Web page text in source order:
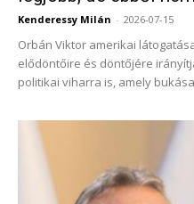
Kenderessy Milán - 2026-07-15
Orbán Viktor amerikai
elődöntőire és döntőjére
politikai viharra is, amely